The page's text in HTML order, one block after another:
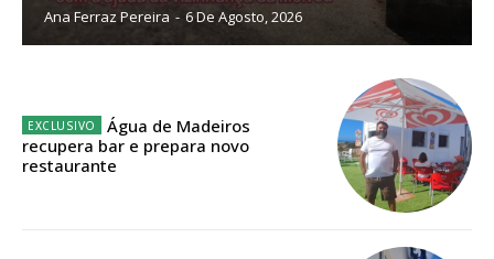
Planos de Assinatura
Faça-se assinante do Região de Cister e ajude-nos a manter este serviço
público!
Sendo assinante terá acesso a todos os conteúdos exclusivos e versões
Ana Ferraz Pereira - 6 De Agosto, 2026
Água de Madeiros
recupera bar e prepara novo
restaurante